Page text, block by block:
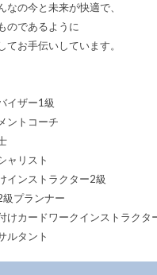
なの今と未来が快適で、
のであるように
てお手伝いしています。
イザー1級
ントコーチ
ャリスト
インストラクター2級
プランナー
けカードワークインストラクタ
ルタント